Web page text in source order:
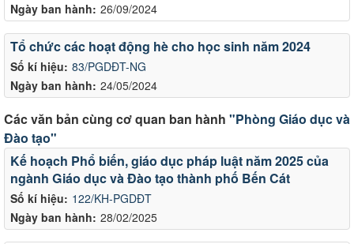
Ngày ban hành: 26/09/2024
Số kí hiệu: 83/PGDĐT-NG
Ngày ban hành: 24/05/2024
Tổ chức các hoạt động hè cho học sinh năm 2024
Các văn bản cùng cơ quan ban hành "Phòng Giáo dục và
Đào tạo"
Số kí hiệu: 122/KH-PGDĐT
Ngày ban hành: 28/02/2025
Kế hoạch Phổ biến, giáo dục pháp luật năm 2025 của
ngành Giáo dục và Đào tạo thành phố Bến Cát